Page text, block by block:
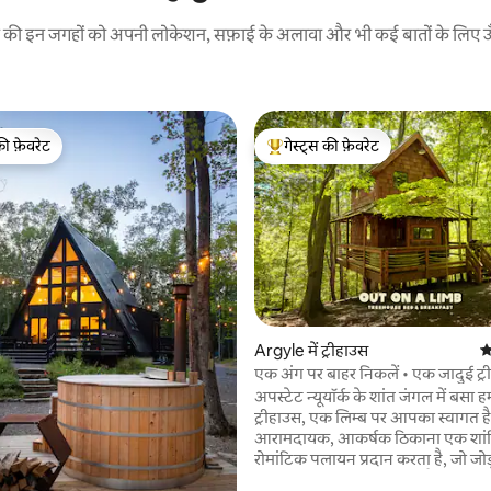
इन जगहों को अपनी लोकेशन, सफ़ाई के अलावा और भी कई बातों के लिए
फ़ेवरेट
फ़ेवरेट
गेस्ट्स का टॉप फ़ेवरेट
गेस्ट्स की फ़ेवरेट
Argyle में ट्रीहाउस
एक अंग पर बाहर निकलें • एक जादुई
अनुभव
अपस्टेट न्यूयॉर्क के शांत जंगल में बसा
ट्रीहाउस, एक लिम्ब पर आपका स्वागत
आरामदायक, आकर्षक ठिकाना एक
रोमांटिक पलायन प्रदान करता है, जो